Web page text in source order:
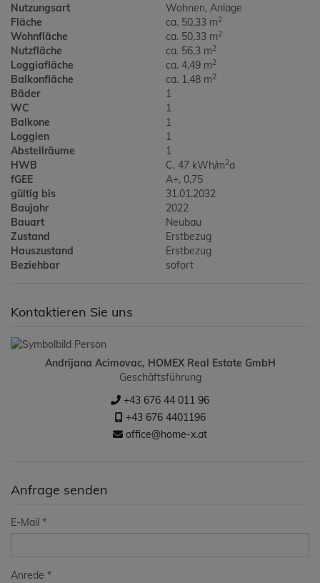
Nutzungsart
Wohnen Anlage
Fläche
ca. 50,33 m2
Wohnfläche ca. 50,33 m2
Nutzfläche ca. 56,3 m2
Loggiafläche ca. 4,49 m2
Balkonfläche ca. 1,48 m2
Bäder
1
WC
1
Balkone
1
Loggien
1
Abstellräume
1
HWB
C, 47 kWh/m2a
fGEE
A+, 0,75
gültig bis
31.01.2032
Baujahr
2022
Bauart
Neubau
Zustand
Erstbezug
Hauszustand
Erstbezug
Beziehbar
sofort
Kontaktieren Sie uns
Andrijana Acimovac, HOMEX Real Estate GmbH
Geschäftsführung
+43 676 44 011 96
+43 676 4401196
office@home-x.at
Anfrage senden
E-Mail
Anrede